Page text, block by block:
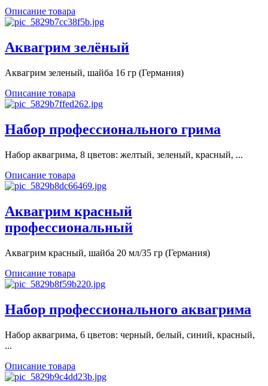
Описание товара
Аквагрим зелёный
Аквагрим зеленый, шайба 16 гр (Германия)
Описание товара
Набор профессионального грима
Набор аквагрима, 8 цветов: желтый, зеленый, красный, ...
Описание товара
Аквагрим красный
профессиональный
Аквагрим красный, шайба 20 мл/35 гр (Германия)
Описание товара
Набор профессионального аквагрима
Набор аквагрима, 6 цветов: черный, белый, синий, красный,
...
Описание товара